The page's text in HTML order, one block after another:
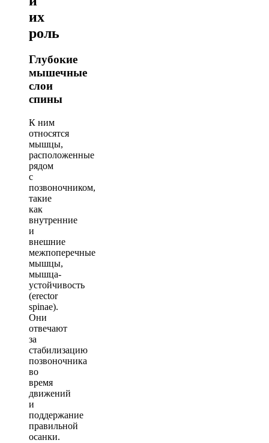
их
роль
Глубокие
мышечные
слои
спины
К ним
относятся
мышцы,
расположенные
рядом
с
позвоночником,
такие
как
внутренние
и
внешние
межпоперечные
мышцы,
мышца-
устойчивость
(erector
spinae).
Они
отвечают
за
стабилизацию
позвоночника
во
время
движений
и
поддержание
правильной
осанки.